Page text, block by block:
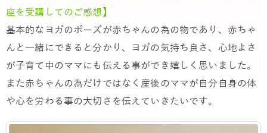
座を受講してのご感想】
基本的なヨガのポーズが赤ちゃんの為の物であり、赤ちゃ
んと一緒にできると分かり、ヨガの気持ち良さ、心地よさ
が子育て中のママにも伝える事ができ嬉しく思いました。
また赤ちゃんの為だけではなく産後のママが自分自身の体
や心を労わる事の大切さを伝えていきたいです。